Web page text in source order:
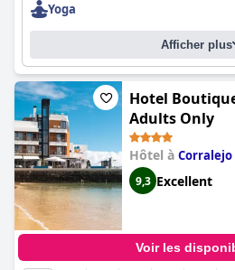
activités gratuites telles que des cours
qui ajoute à l'expérience de détente
Corralejo Surfing Colors
choix pour ceux qui recherchent un
confortable et moderne, idéalement
amical et d'excellents équipements.
Yoga
Afficher plus
Hotel
Adults Only
Hôtel à Corralejo
9,3 Excellent
Voir les